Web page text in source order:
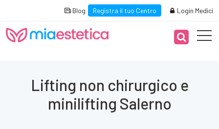
Blog Registra il tuo Centro Login Medici
Lifting non chirurgico e
minilifting Salerno